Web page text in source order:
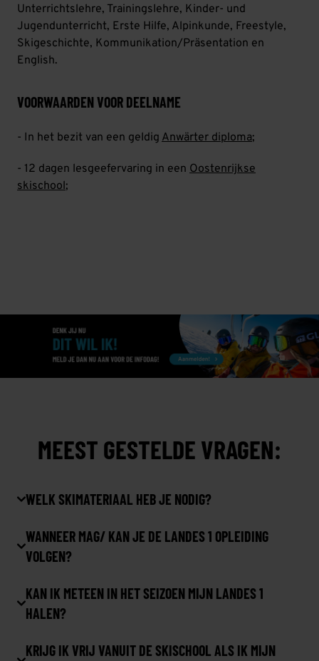
Unterrichtslehre, Trainingslehre, Kinder- und
Jugendunterricht, Erste Hilfe, Alpinkunde, Freestyle,
Skigeschichte, Kommunikation/Präsentation en
English.
VOORWAARDEN VOOR DEELNAME
- In het bezit van een geldig Anwärter diploma;
- 12 dagen lesgeefervaring in een Oostenrijkse
skischool;
MEEST GESTELDE VRAGEN:
WELK SKIMATERIAAL HEB JE NODIG?
WANNEER MAG/ KAN JE DE LANDES 1 OPLEIDING
VOLGEN?
KAN IK METEEN IN HET SEIZOEN MIJN LANDES 1
HALEN?
KRIJG IK VRIJ VANUIT DE SKISCHOOL ALS IK MIJN